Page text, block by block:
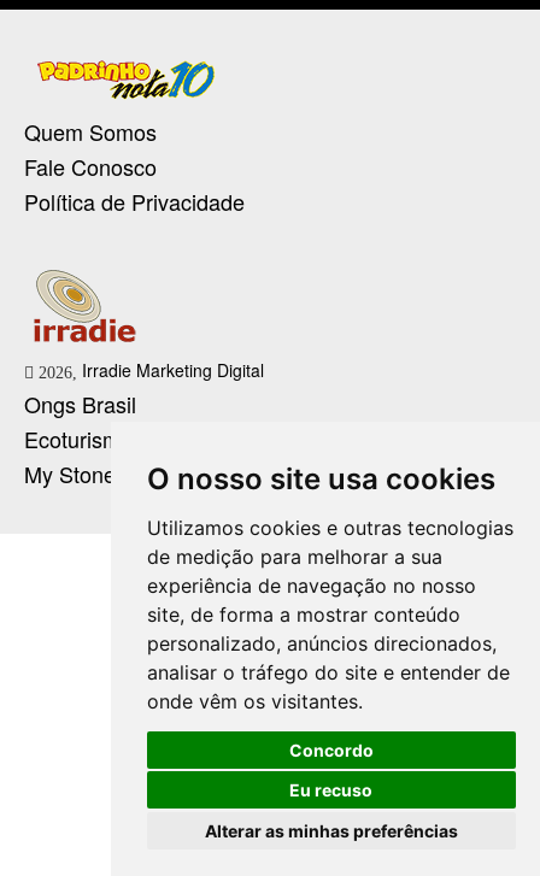
O nosso site usa cookies
Utilizamos cookies e outras tecnologias
de medição para melhorar a sua
experiência de navegação no nosso
site, de forma a mostrar conteúdo
personalizado, anúncios direcionados,
analisar o tráfego do site e entender de
onde vêm os visitantes.
Concordo
Eu recuso
Alterar as minhas preferências
Quem Somos
Fale Conosco
Política de Privacidade
2026, Irradie Marketing Digital
Ongs Brasil
Ecoturismo no Brasil
My Stone Cristaloterapia